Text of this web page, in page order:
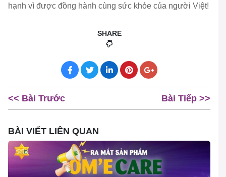
hạnh vì được đồng hành cùng sức khỏe của người Việt!
SHARE
<< Bài Trước Bài Tiếp >>
BÀI VIẾT LIÊN QUAN